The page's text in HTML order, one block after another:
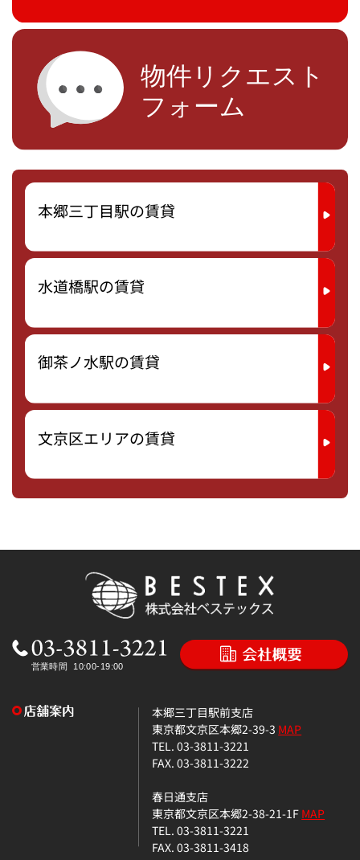
本郷三丁目駅の賃貸
水道橋駅の賃貸
御茶ノ水駅の賃貸
文京区エリアの賃貸
本郷三丁目駅前支店
東京都文京区本郷2-39-3 MAP
TEL. 03-3811-3221
FAX. 03-3811-3222
春日通支店
東京都文京区本郷2-38-21-1FMAP
TEL. 03-3811-3221
FAX. 03-3811-3418